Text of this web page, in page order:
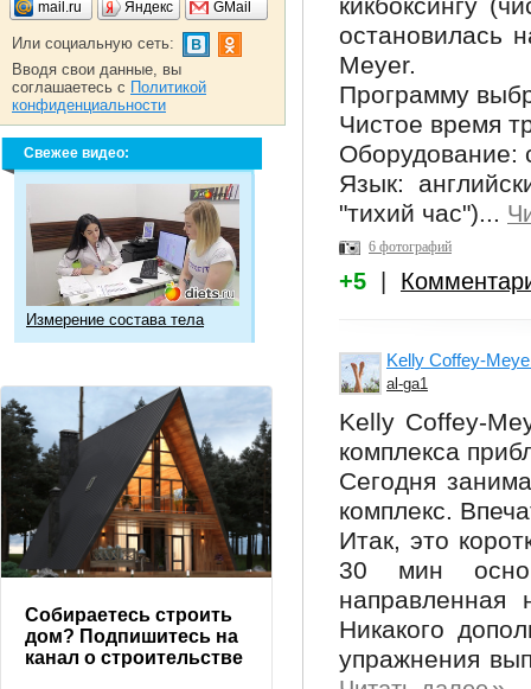
кикбоксингу
остановилась
Meyer.
Программу
Чистое время
Оборудование:
Язык:
"тихий час")...
6 фотографий
+5
Kelly Coffey-
al-ga1
Kelly Coffey-
комплекса
Сегодня
комплекс.
Итак, это
30 мин
Никакого
упражнения
mail.ru Яндекс GMail
Или социальную сеть:
Вводя свои данные, вы
соглашаетесь с Политикой
конфиденциальности
Свежее видео:
Измерение состава тела
Собираетесь строить
дом? Подпишитесь на
канал о строительстве